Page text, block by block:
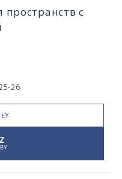
с
26